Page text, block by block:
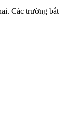
Các trường bắt